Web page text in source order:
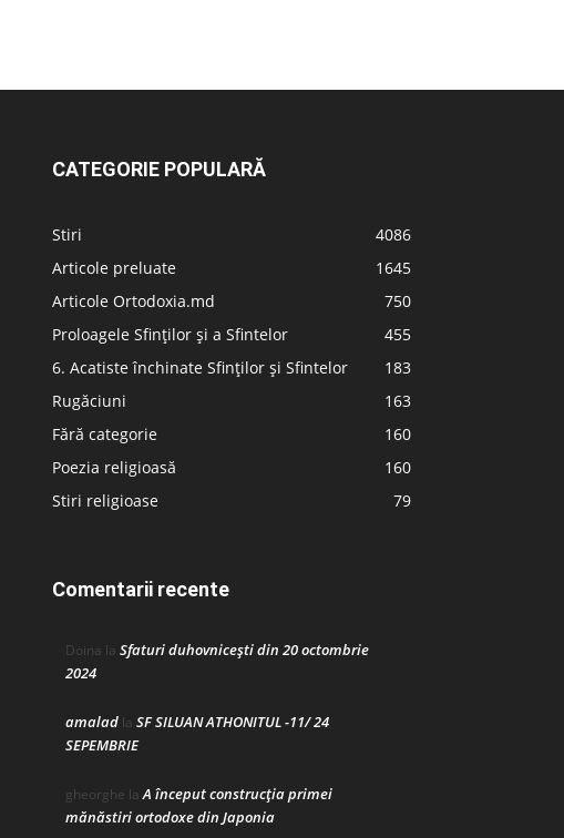
CATEGORIE POPULARĂ
Stiri
4086
Articole preluate
1645
Articole Ortodoxia.md
750
Proloagele Sfinților și a Sfintelor
455
6. Acatiste închinate Sfinților și Sfintelor
183
Rugăciuni
163
Fără categorie
160
Poezia religioasă
160
Stiri religioase
79
Comentarii recente
Doina la Sfaturi duhovnicești din 20 octombrie
2024
amalad la SF SILUAN ATHONITUL -11/ 24
SEPEMBRIE
gheorghe laA început construcţia primei
mănăstiri ortodoxe din Japonia